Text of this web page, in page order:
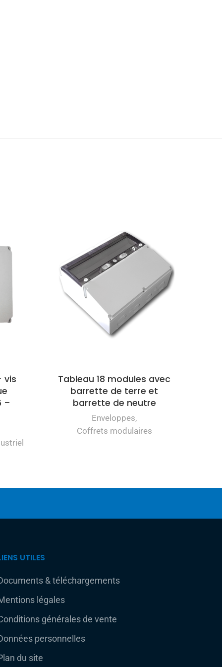
vis
–
Tableau 18 modules avec
barrette de terre et
barrette de neutre
Enveloppes,
Coffrets modulaires
UTILES
& téléchargements
légales
générales de vente
personnelles
du site